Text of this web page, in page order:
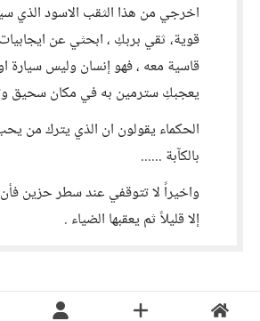
اخرجي من هذا الثقب الاسود الذي
قوية، ثقي بربكِ ، ابحثي عن
قاسية معه ، فهو إنسان وليس سيارة
يعجبكِ سترمين به في مكان سحيق
الحكماء يقولون ان الذي يترك من
بالكآبة ......
واخيراً لا تتوقفي عند سطر حزين فأن
إلا قليلاً ثم يعقبها الضياء .